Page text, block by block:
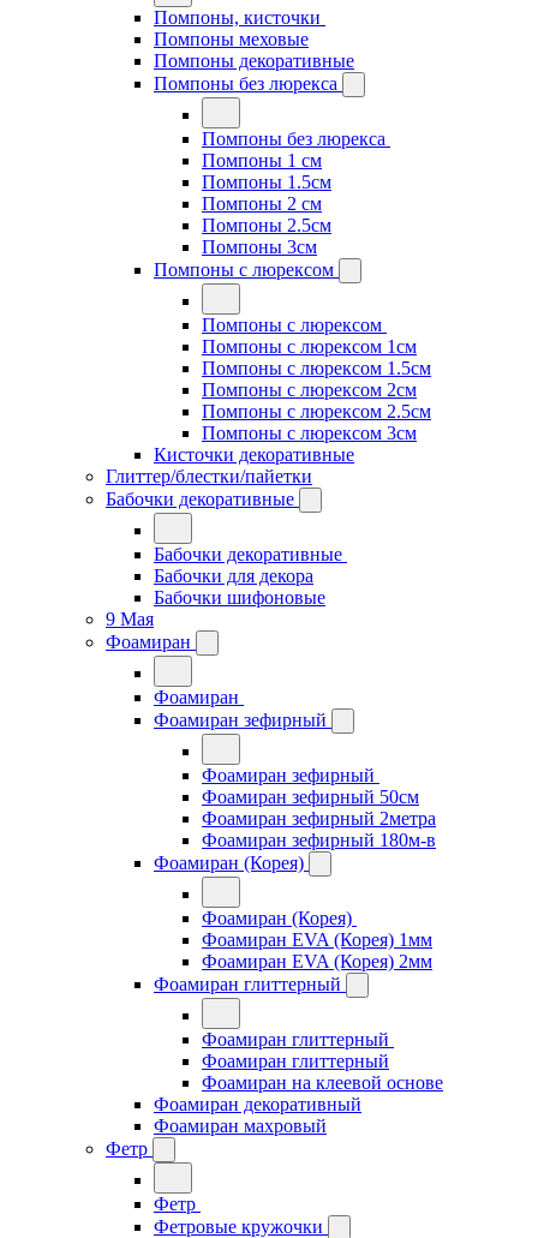
Помпоны, кисточки
Помпоны меховые
Помпоны декоративные
Помпоны без люрекса
Помпоны без люрекса
Помпоны 1 см
Помпоны 1.5см
Помпоны 2 см
Помпоны 2.5см
Помпоны 3см
Помпоны с люрексом
Помпоны с люрексом
Помпоны с люрексом 1см
Помпоны с люрексом 1.5см
Помпоны с люрексом 2см
Помпоны с люрексом 2.5см
Помпоны с люрексом 3см
Кисточки декоративные
Глиттер/блестки/пайетки
Бабочки декоративные
Бабочки декоративные
Бабочки для декора
Бабочки шифоновые
9 Мая
Фоамиран
Фоамиран
Фоамиран зефирный
Фоамиран зефирный
Фоамиран зефирный 50см
Фоамиран зефирный 2метра
Фоамиран зефирный 180м-в
Фоамиран (Корея)
Фоамиран (Корея)
Фоамиран EVA (Корея) 1мм
Фоамиран EVA (Корея) 2мм
Фоамиран глиттерный
Фоамиран глиттерный
Фоамиран глиттерный
Фоамиран на клеевой основе
Фоамиран декоративный
Фоамиран махровый
Фетр
Фетр
Фетровые кружочки